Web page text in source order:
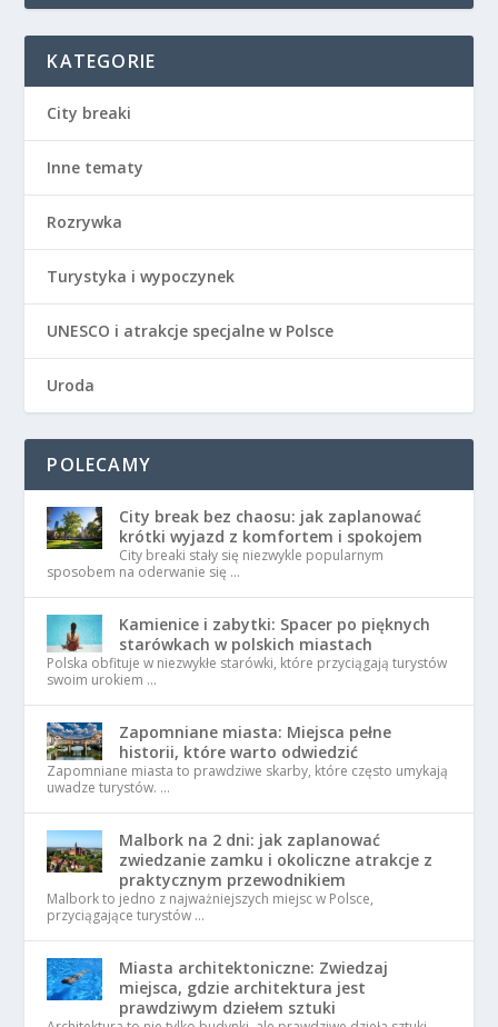
KATEGORIE
City breaki
Inne tematy
Rozrywka
Turystyka i wypoczynek
UNESCO i atrakcje specjalne w Polsce
Uroda
POLECAMY
City break bez chaosu: jak zaplanować
krótki wyjazd z komfortem i spokojem
City breaki stały się niezwykle popularnym
sposobem na oderwanie się …
Kamienice i zabytki: Spacer po pięknych
starówkach w polskich miastach
Polska obfituje w niezwykłe starówki, które przyciągają turystów
swoim urokiem …
Zapomniane miasta: Miejsca pełne
historii, które warto odwiedzić
Zapomniane miasta to prawdziwe skarby, które często umykają
uwadze turystów. …
Malbork na 2 dni: jak zaplanować
zwiedzanie zamku i okoliczne atrakcje z
praktycznym przewodnikiem
Malbork to jedno z najważniejszych miejsc w Polsce,
przyciągające turystów …
Miasta architektoniczne: Zwiedzaj
miejsca, gdzie architektura jest
prawdziwym dziełem sztuki